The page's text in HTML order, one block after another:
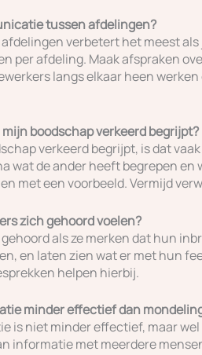
tussen afdelingen?
verbetert het meest
per afdeling. Maak afspraken
langs elkaar heen
boodschap verkeerd begrijpt?
verkeerd begrijpt, is dat
wat de ander heeft begrepen
met een voorbeeld. Vermijd
zich gehoord voelen?
als ze merken dat hun
en laten zien wat er met hun
helpen hierbij.
minder effectief dan
is niet minder effectief, maar wel
informatie met meerdere